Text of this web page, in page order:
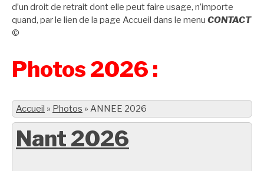
d’un droit de retrait dont elle peut faire usage, n’importe
quand, par le lien de la page Accueil dans le menu CONTACT
©
Photos 2026 :
Accueil » Photos » ANNEE 2026
Nant 2026